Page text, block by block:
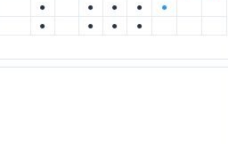
● ● ● ●
●
● ● ● ●